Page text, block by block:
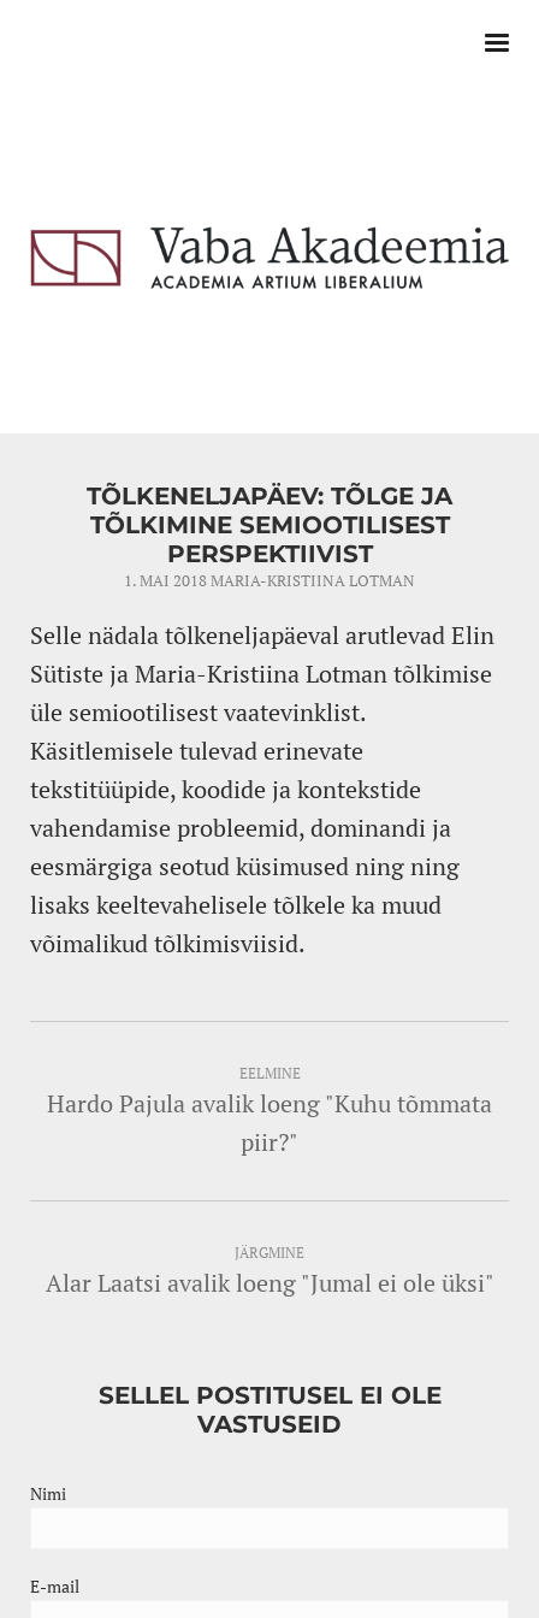
TÕLKENELJAPÄEV: TÕLGE JA
TÕLKIMINE SEMIOOTILISEST
PERSPEKTIIVIST
1. MAI 2018MARIA-KRISTIINA LOTMAN
Selle nädala tõlkeneljapäeval arutlevad Elin
Sütiste ja Maria-Kristiina Lotman tõlkimise
üle semiootilisest vaatevinklist.
Käsitlemisele tulevad erinevate
tekstitüüpide, koodide ja kontekstide
vahendamise probleemid, dominandi ja
eesmärgiga seotud küsimused ning ning
lisaks keeltevahelisele tõlkele ka muud
võimalikud tõlkimisviisid.
EELMINE
Hardo Pajula avalik loeng "Kuhu tõmmata
piir?"
JÄRGMINE
Alar Laatsi avalik loeng "Jumal ei ole üksi"
SELLEL POSTITUSEL EI OLE
VASTUSEID
Nimi
E-mail